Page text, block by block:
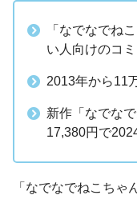
「なでなでね
い人向けのコ
2013年から11
新作「なでな
17,380円で
「なでなでねこち